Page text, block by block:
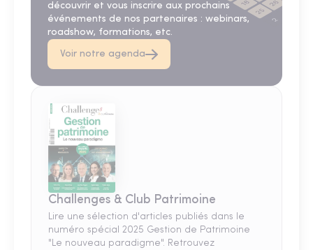
découvrir et vous inscrire aux prochains
événements de nos partenaires : webinars,
roadshow, formations, etc.
Voir notre agenda
Challenges & Club Patrimoine
Lire une sélection d'articles publiés dans le
numéro spécial 2025 Gestion de Patrimoine
"Le nouveau paradigme". Retrouvez